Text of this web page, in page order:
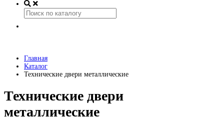
Главная
Каталог
Технические двери металлические
Технические двери
металлические